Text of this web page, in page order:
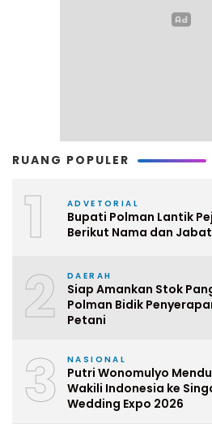
RUANG POPULER
1 ADVETORIAL
Bupati Polman Lantik
Berikut Nama dan
2 DAERAH
Siap Amankan Stok
Polman Bidik
Petani
3 NASIONAL
Putri Wonomulyo
Wakili Indonesia ke
Wedding Expo 2026